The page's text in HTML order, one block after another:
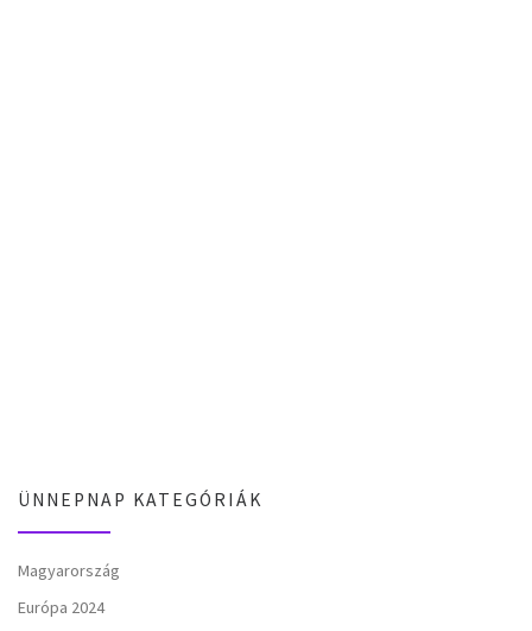
ÜNNEPNAP KATEGÓRIÁK
Magyarország
Európa 2024